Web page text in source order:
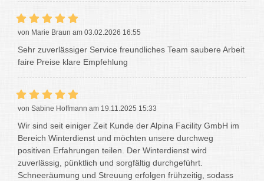
von Marie Braun am 03.02.2026 16:55
Sehr zuverlässiger Service freundliches Team saubere Arbeit
faire Preise klare Empfehlung
von Sabine Hoffmann am 19.11.2025 15:33
Wir sind seit einiger Zeit Kunde der Alpina Facility GmbH im
Bereich Winterdienst und möchten unsere durchweg
positiven Erfahrungen teilen. Der Winterdienst wird
zuverlässig, pünktlich und sorgfältig durchgeführt.
Schneeräumung und Streuung erfolgen frühzeitig, sodass